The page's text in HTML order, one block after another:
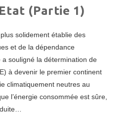
(Partie 1)
solidement établie des
et de la dépendance
souligné la détermination de
à devenir le premier continent
climatiquement neutres au
l’énergie consommée est sûre,